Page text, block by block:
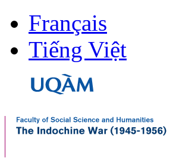
Français
Tiếng Việt